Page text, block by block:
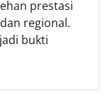
prestasi
regional.
bukti